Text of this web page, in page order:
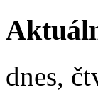
dnes,